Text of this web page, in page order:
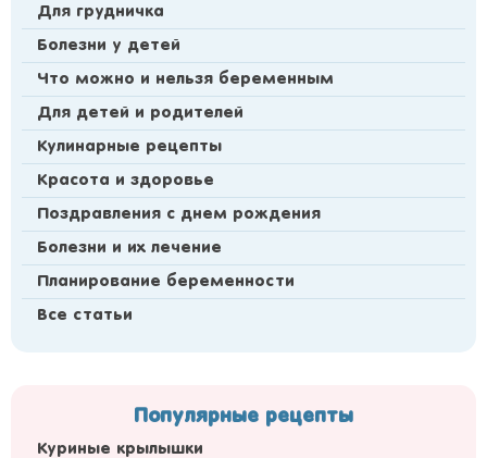
Для грудничка
Болезни у детей
Что можно и нельзя беременным
Для детей и родителей
Кулинарные рецепты
Красота и здоровье
Поздравления с днем рождения
Болезни и их лечение
Планирование беременности
Все статьи
Популярные рецепты
Куриные крылышки